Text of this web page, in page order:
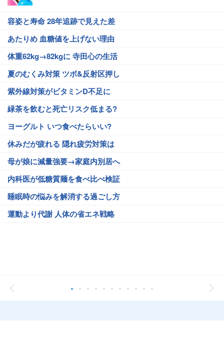
容姿と寿命 28年追跡で見えた差
あたりめ 血糖値を上げない理由
体重62kg→82kgに 寺田心の生活
夏のむくみ対策 ツボ&反射区押し
紫外線対策がビタミンD不足に
緑茶を飲むと死亡リスク低まる?
ヨーグルト いつ食べたらいい?
休みだが疲れる 隠れ疲労対策は
母が娘に減量強要→家庭内別居へ
内科医が低糖質麺を食べ比べ検証
睡眠時の悩みを解消する過ごし方
運動より代謝 人体の省エネ戦略